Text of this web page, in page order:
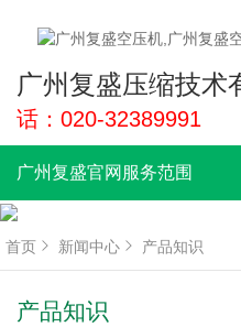
广州复盛压缩技术
话：020-32389991
广州复盛官网服务范围
首页 新闻中心 产品知识
产品知识